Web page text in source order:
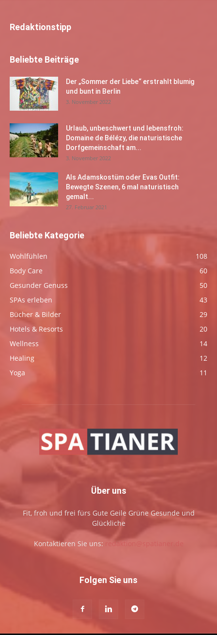
Redaktionstipp
Beliebte Beiträge
Der „Sommer der Liebe“ erstrahlt blumig
und bunt in Berlin
3. November 2022
Urlaub, unbeschwert und lebensfroh:
Domaine de Bélézy, die naturistische
Dorfgemeinschaft am...
3. November 2022
Als Adamskostüm oder Evas Outfit:
Bewegte Szenen, 6 mal naturistisch
gemalt...
27. Februar 2021
Beliebte Kategorie
Wohlfühlen
108
Body Care
60
Gesunder Genuss
50
SPAs erleben
43
Bücher & Bilder
29
Hotels & Resorts
20
Wellness
14
Healing
12
Yoga
11
Über uns
Fit, froh und frei fürs Gute Geile Grüne Gesunde und
Glückliche
Kontaktieren Sie uns: redaktion@spatianer.de
Folgen Sie uns